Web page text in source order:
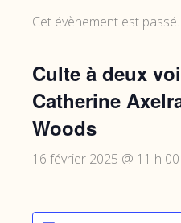
Cet évènement est passé.
Culte à deux
Catherine
Woods
16 février 2025 @ 11 h